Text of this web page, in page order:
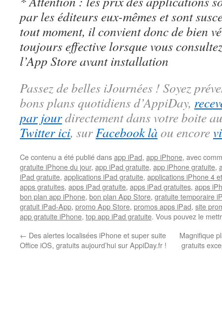
par les éditeurs eux-mêmes et sont
tout moment, il convient donc de bien
toujours effective lorsque vous
l’App Store avant installation
Passez de belles iJournées ! Soyez
bons plans quotidiens d’AppiDay,
par jourdirectement dans votre boite
Twitter ici, surFacebook là ou encore
Ce contenu a été publié dansapp iPad, app iPhone, avec
gratuite iPhone du jour, app iPad gratuite, app iPhone gratuite,
iPad gratuite, applications iPad gratuite, applications iPhone 4
apps gratuites, apps iPad gratuite, apps iPad gratuites, apps
bon plan app iPhone, bon plan App Store, gratuite temporaire
gratuit iPad-App, promo App Store, promos apps iPad, site
app gratuite iPhone, top app iPad gratuite. Vous pouvez le
← Des alertes localisées iPhone et super suite
Office iOS, gratuits aujourd’hui sur AppiDay.fr !
Magnifique
gratuits